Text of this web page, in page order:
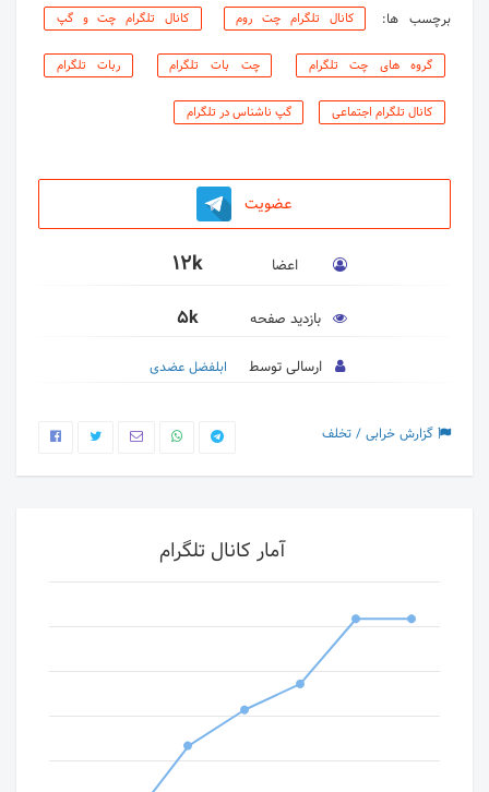
برچسب ها: کانال تلگرام چت روم کانال تلگرام چت و گپ
گروه های چت تلگرام چت بات تلگرام ربات تلگرام
کانال تلگرام اجتماعی گپ ناشناس در تلگرام
عضویت
اعضا 12k
بازدید صفحه 5k
ارسالی توسط ابلفضل عضدی
گزارش خرابی / تخلف
آمار کانال تلگرام